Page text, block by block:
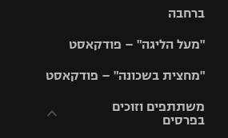
ברחבה
"מעל הליגה" – פודקאסט
"מחצית בשכונה" – פודקאסט
משתתפים וזוכים
בפרסים